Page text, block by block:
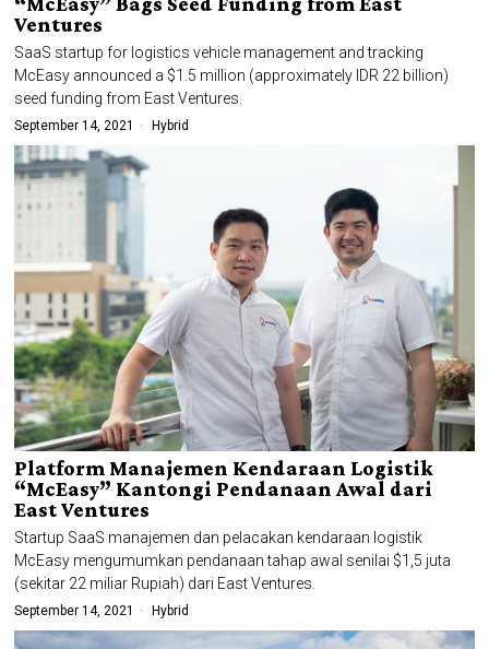
Ventures
SaaS startup for logistics vehicle management and tracking
McEasy announced a $1.5 million (approximately IDR 22 billion)
seed funding from East Ventures.
September 14, 2021 Hybrid
Platform Manajemen Kendaraan Logistik
“McEasy” Kantongi Pendanaan Awal dari
East Ventures
Startup SaaS manajemen dan pelacakan kendaraan logistik
McEasy mengumumkan pendanaan tahap awal senilai $1,5 juta
(sekitar 22 miliar Rupiah) dari East Ventures.
September 14, 2021 Hybrid